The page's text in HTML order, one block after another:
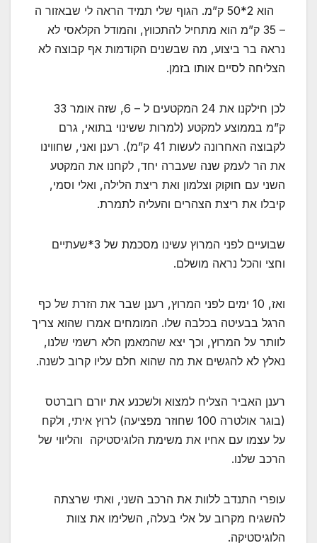
הוא 2*50 ק”מ. הגוף שלי תמיד הראה לי שבאזור ה
– 35 ק”מ הוא מתחיל להתכווץ, והמודל הקלאסי לא
נראה בר ביצוע, מה שבשנים הקודמות אף קבוצה לא
הצליחה לסיים אותו בזמן.
לכן חילקנו את 24 המקטעים ל – 6, שזה אומר 33
ק”מ בממוצע למקטע (למרות ששינוי בתואי, גרם
לקבוצה האחרונה לעשות 41 ק”מ). רענן ואני, שחווינו
את הר לעמק שנה שעברה יחד, לקחנו את המקטע
השני עם חוקוק וצלמון ואת ריצת הלילה, ואלי וסמי,
קיבלו את ריצת הצהרים והעליה לתמרת.
שבועיים לפני המרוץ עשינו מסכמת של 3*שעתיים
וחצי והכל נראה מושלם.
ואז, 10 ימים לפני המרוץ, רענן שבר את הזרת של כף
הרגל בבעיטה בכלבה שלו. המומחים אמרו שהוא צריך
לוותר על המרוץ, וכך יצא שהמאמן הלא רשמי שלנו,
נאלץ לא להגשים את מה שהוא חלם עליו קרוב לשנה.
רענן האביר הצליח למצוא ולשכנע את יורם רוברטס
(בוגר אולטרה 100 שחוזר מפציעה) לרוץ איתי, ולקח
על עצמו עם אחיו את משימת הלוגיסטיקה והליווי של
הרכב שלנו.
עופרי התנדב ללוות את הרכב השני, ואתי שרצתה
להשגיח מקרוב על אלי בעלה, השלימו את צוות
הלוגיסטיקה.